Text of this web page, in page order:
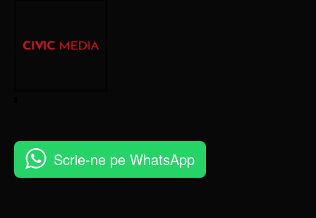
Scrie-ne pe WhatsApp